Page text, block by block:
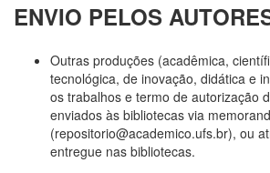
ENVIO PELOS
Outras produções (acadêmica,
tecnológica, de inovação, didática e
os trabalhos e termo de autorização
enviados às bibliotecas via
(repositorio@academico.ufs.br), ou
entregue nas bibliotecas.